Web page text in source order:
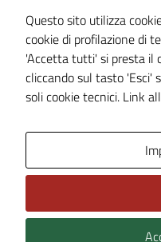
Cookie Policy
Note legali
Dichiarazione di accessibilità
Piano di miglioramento del
Questo sito utilizza
cookie di profilazione di
'Accetta tutti' si presta il
cliccando sul tasto 'Esci'
soli cookie tecnici. Link